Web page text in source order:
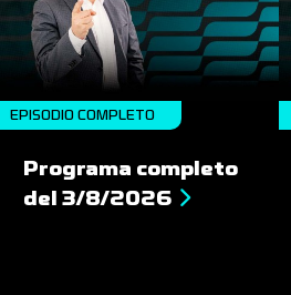
EPISODIO COMPLETO
Programa completo
del 3/8/2026